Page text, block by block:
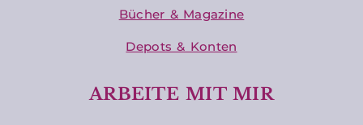
Bücher & Magazine
Depots & Konten
ARBEITE MIT MIR